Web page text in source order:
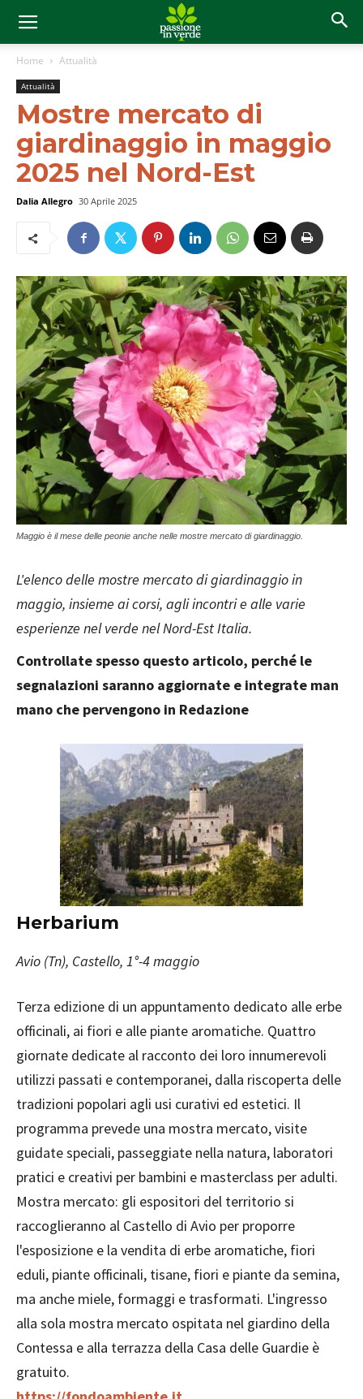
Home Attualità
Attualità
Mostre mercato di
giardinaggio in maggio
2025 nel Nord-Est
Dalia Allegro 30 Aprile 2025
Maggio è il mese delle peonie anche nelle mostre mercato di giardinaggio.
L'elenco delle mostre mercato di giardinaggio in
maggio, insieme ai corsi, agli incontri e alle varie
esperienze nel verde nel Nord-Est Italia.
Controllate spesso questo articolo, perché le
segnalazioni saranno aggiornate e integrate man
mano che pervengono in Redazione
Herbarium
Avio (Tn), Castello, 1°-4 maggio
Terza edizione di un appuntamento dedicato alle erbe
officinali, ai fiori e alle piante aromatiche. Quattro
giornate dedicate al racconto dei loro innumerevoli
utilizzi passati e contemporanei, dalla riscoperta delle
tradizioni popolari agli usi curativi ed estetici. Il
programma prevede una mostra mercato, visite
guidate speciali, passeggiate nella natura, laboratori
pratici e creativi per bambini e masterclass per adulti.
Mostra mercato: gli espositori del territorio si
raccoglieranno al Castello di Avio per proporre
l'esposizione e la vendita di erbe aromatiche, fiori
eduli, piante officinali, tisane, fiori e piante da semina,
ma anche miele, formaggi e trasformati. L'ingresso
alla sola mostra mercato ospitata nel giardino della
Contessa e alla terrazza della Casa delle Guardie è
gratuito.